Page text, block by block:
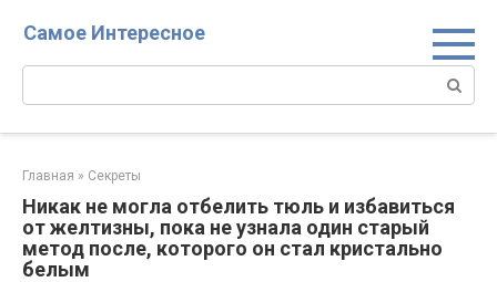
Самое Интересное
Поиск:
Главная » Секреты
Никак не могла отбелить тюль и избавиться
от желтизны, пока не узнала один старый
метод после, которого он стал кристально
белым